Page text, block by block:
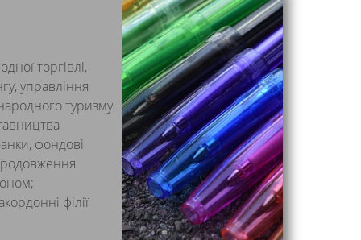
торгівлі,
управління
туризму
фондові
філії